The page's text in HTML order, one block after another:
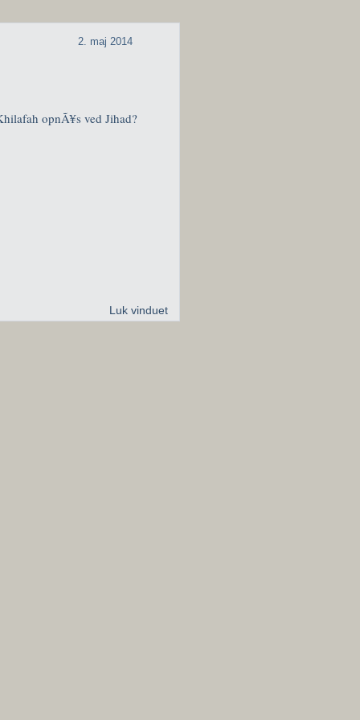
2. maj 2014
opnÃ¥s ved Jihad?
Luk vinduet